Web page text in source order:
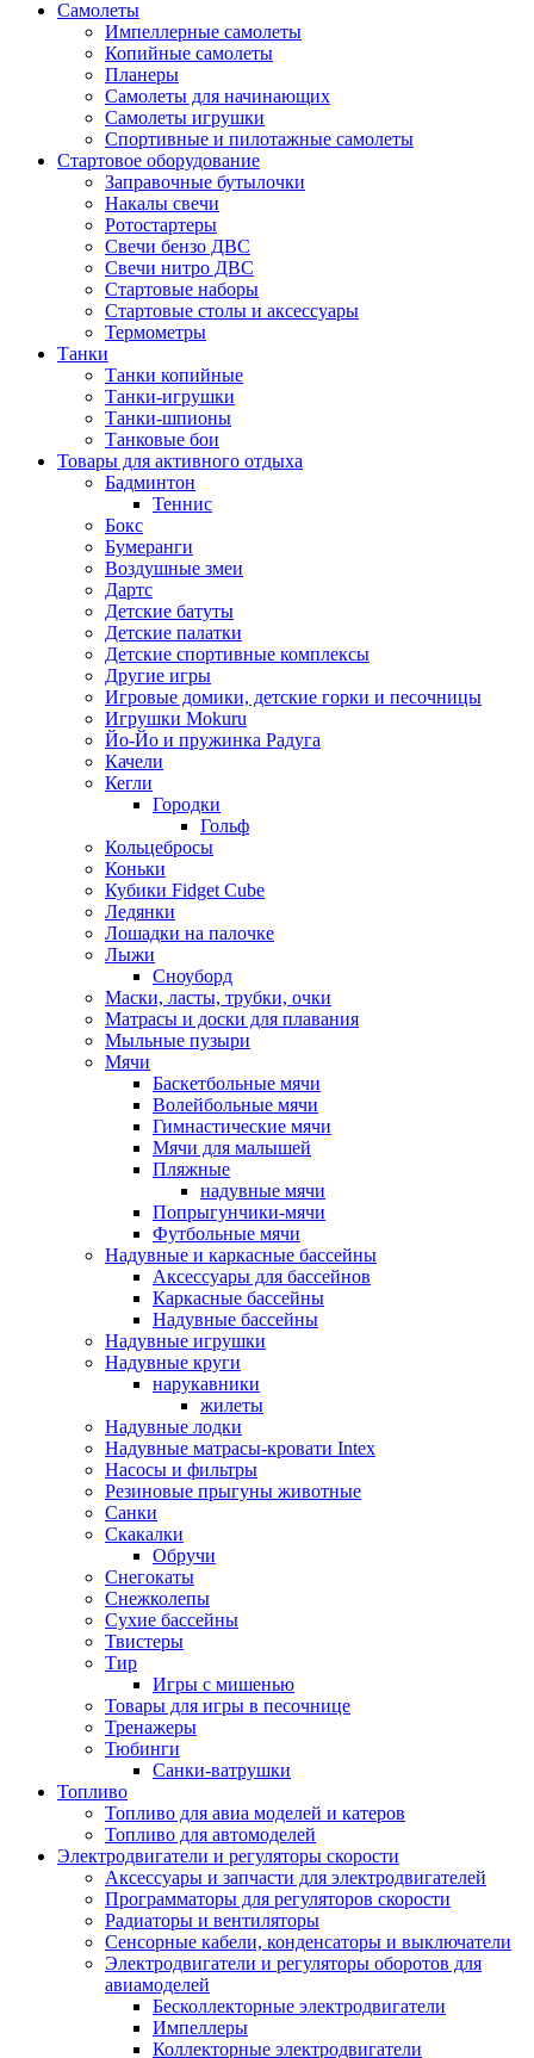
Самолеты
Импеллерные самолеты
Копийные самолеты
Планеры
Самолеты для начинающих
Самолеты игрушки
Спортивные и пилотажные самолеты
Стартовое оборудование
Заправочные бутылочки
Накалы свечи
Ротостартеры
Свечи бензо ДВС
Свечи нитро ДВС
Стартовые наборы
Стартовые столы и аксессуары
Термометры
Танки
Танки копийные
Танки-игрушки
Танки-шпионы
Танковые бои
Товары для активного отдыха
Бадминтон
Теннис
Бокс
Бумеранги
Воздушные змеи
Дартс
Детские батуты
Детские палатки
Детские спортивные комплексы
Другие игры
Игровые домики, детские горки и песочницы
Игрушки Mokuru
Йо-Йо и пружинка Радуга
Качели
Кегли
Городки
Гольф
Кольцебросы
Коньки
Кубики Fidget Cube
Ледянки
Лошадки на палочке
Лыжи
Сноуборд
Маски, ласты, трубки, очки
Матрасы и доски для плавания
Мыльные пузыри
Мячи
Баскетбольные мячи
Волейбольные мячи
Гимнастические мячи
Мячи для малышей
Пляжные
надувные мячи
Попрыгунчики-мячи
Футбольные мячи
Надувные и каркасные бассейны
Аксессуары для бассейнов
Каркасные бассейны
Надувные бассейны
Надувные игрушки
Надувные круги
нарукавники
жилеты
Надувные лодки
Надувные матрасы-кровати Intex
Насосы и фильтры
Резиновые прыгуны животные
Санки
Скакалки
Обручи
Снегокаты
Снежколепы
Сухие бассейны
Твистеры
Тир
Игры с мишенью
Товары для игры в песочнице
Тренажеры
Тюбинги
Санки-ватрушки
Топливо
Топливо для авиа моделей и катеров
Топливо для автомоделей
Электродвигатели и регуляторы скорости
Аксессуары и запчасти для электродвигателей
Программаторы для регуляторов скорости
Радиаторы и вентиляторы
Сенсорные кабели, конденсаторы и выключатели
Электродвигатели и регуляторы оборотов для
авиамоделей
Бесколлекторные электродвигатели
Импеллеры
Коллекторные электродвигатели